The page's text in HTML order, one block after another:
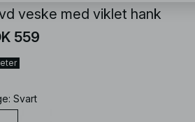
veske med viklet hank
559
: Svart